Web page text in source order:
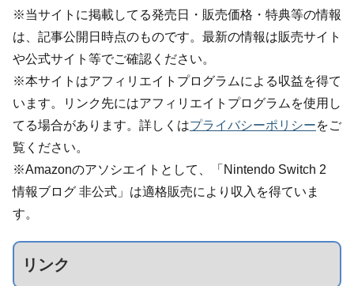
※当サイトに掲載してる発売日・販売価格・特典等の情報
は、記事公開日時点のものです。最新の情報は販売サイト
や公式サイト等でご確認ください。
※本サイトはアフィリエイトプログラムによる収益を得て
います。リンク先にはアフィリエイトプログラムを使用し
てる場合があります。詳しくはプライバシーポリシーをご
覧ください。
※Amazonのアソシエイトとして、「Nintendo Switch 2
情報ブログ 非公式」は適格販売により収入を得ていま
す。
リンク